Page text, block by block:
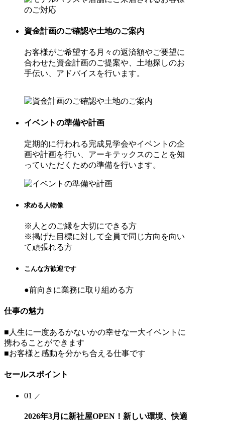
資金計画のご確認や土地のご案内
お客様がご希望する月々の返済額やご要望に
合わせた資金計画のご提案や、土地探しのお
手伝い、アドバイスを行います。
イベントの準備や計画
定期的に行われる完成見学会やイベントの企
画や計画を行い、アーキテックスのことを知
っていただくための準備を行います。
求める人物像
※人とのご縁を大切にできる方
※掲げた目標に対して全員で同じ方向を向い
て頑張れる方
こんな方歓迎です
●前向きに業務に取り組める方
仕事の魅力
■人生に一度あるかないかの幸せな一大イベントに
携わることができます
■お客様と感動を分かち合える仕事です
セールスポイント
01 ／
2026年3月に新社屋OPEN！新しい環境、快適